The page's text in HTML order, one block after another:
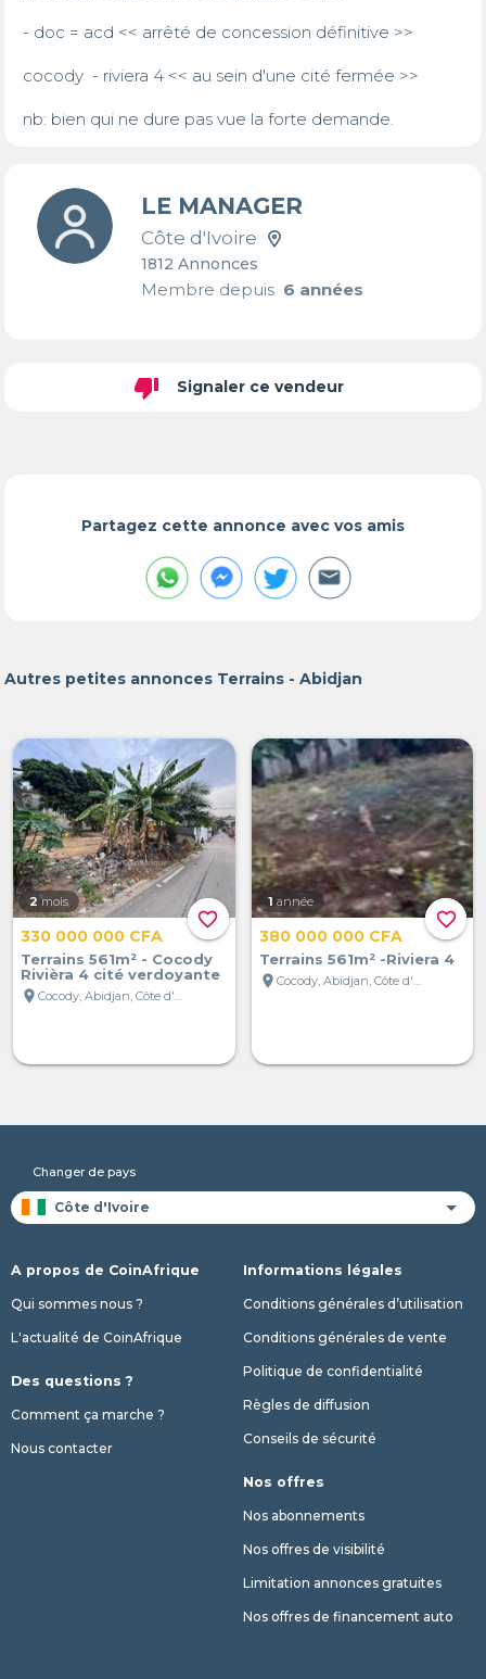
- doc = acd << arrêté de concession définitive >>
cocody  - riviera 4 << au sein d'une cité fermée >>
nb: bien qui ne dure pas vue la forte demande.
LE MANAGER
Côte d'Ivoire
1812 Annonces
Membre depuis6 années
thumb_down Signaler ce vendeur
Partagez cette annonce avec vos amis
Autres petites annonces Terrains - Abidjan
favorite_border
2 mois
330 000 000 CFA
Terrains 561m² - Cocody
Rivièra 4 cité verdoyante
location_on
favorite_border
1 année
380 000 000 CFA
Terrains 561m² -Riviera 4
location_on
Changer de pays
A propos de CoinAfrique
Qui sommes nous ?
L'actualité de CoinAfrique
Des questions ?
Comment ça marche ?
Nous contacter
Informations légales
Conditions générales d’utilisation
Conditions générales de vente
Politique de confidentialité
Règles de diffusion
Conseils de sécurité
Nos offres
Nos abonnements
Nos offres de visibilité
Limitation annonces gratuites
Nos offres de financement auto